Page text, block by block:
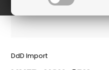
DdD Import